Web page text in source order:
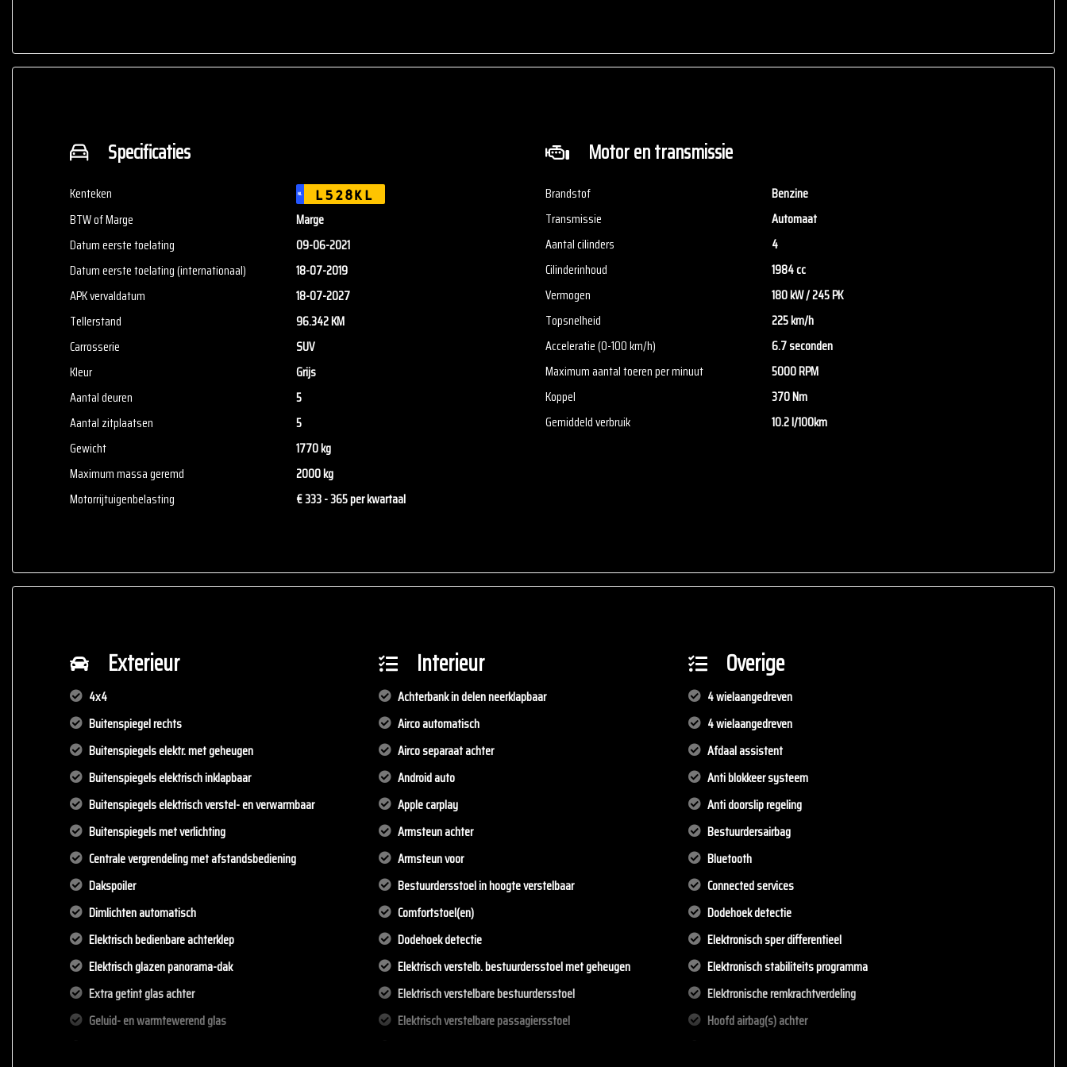
We hebben ons uiterste best gedaan om alle informatie in deze advertentie correct weer te geven. Er kunnen echter geen rechten worden ontleend aan de verstrekte informatie in de advertentie. Vertrouw
Specificaties
Kenteken NL L528KL
BTW of Marge
Marge
Datum eerste toelating
09-06-2021
Datum eerste toelating (internationaal)
18-07-2019
APK vervaldatum
18-07-2027
Tellerstand
96.342 KM
Carrosserie
SUV
Kleur
Grijs
Aantal deuren
5
Aantal zitplaatsen
5
Gewicht
1770 kg
Maximum massa geremd
2000 kg
Motorrijtuigenbelasting
€ 333 - 365 per kwartaal
Motor en transmissie
Brandstof
Benzine
Transmissie
Automaat
Aantal cilinders
4
Cilinderinhoud
1984 cc
Vermogen
180 kW / 245 PK
Topsnelheid
225 km/h
Acceleratie (0-100 km/h)
6.7 seconden
Maximum aantal toeren per minuut
5000 RPM
Koppel
370 Nm
Gemiddeld verbruik
10.2 l/100km
Exterieur
4x4
Buitenspiegel rechts
Buitenspiegels elektr. met geheugen
Buitenspiegels elektrisch inklapbaar
Buitenspiegels elektrisch verstel- en verwarmbaar
Buitenspiegels met verlichting
Centrale vergrendeling met afstandsbediening
Dakspoiler
Dimlichten automatisch
Elektrisch bedienbare achterklep
Elektrisch glazen panorama-dak
Extra getint glas achter
Geluid- en warmtewerend glas
Interieur
Achterbank in delen neerklapbaar
Airco automatisch
Airco separaat achter
Android auto
Apple carplay
Armsteun achter
Armsteun voor
Bestuurdersstoel in hoogte verstelbaar
Comfortstoel(en)
Dodehoek detectie
Elektrisch verstelb. bestuurdersstoel met geheugen
Elektrisch verstelbare bestuurdersstoel
Elektrisch verstelbare passagiersstoel
Overige
4 wielaangedreven
4 wielaangedreven
Afdaal assistent
Anti blokkeer systeem
Anti doorslip regeling
Bestuurdersairbag
Bluetooth
Connected services
Dodehoek detectie
Elektronisch sper differentieel
Elektronisch stabiliteits programma
Elektronische remkrachtverdeling
Hoofd airbag(s) achter